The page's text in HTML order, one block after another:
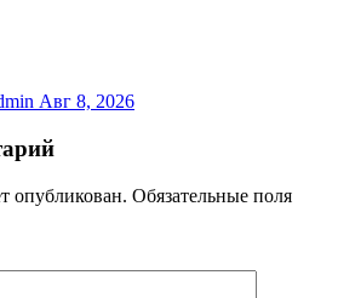
Авг 8, 2026
опубликован. Обязательные поля